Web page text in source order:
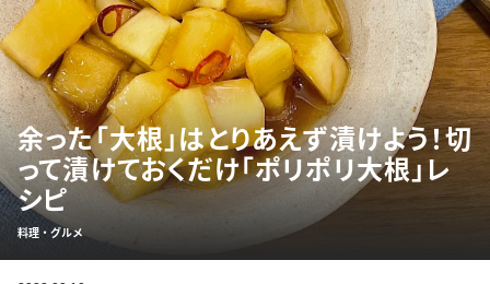
余った「大根」はとりあえず漬けよう！切
って漬けておくだけ「ポリポリ大根」レ
シピ
料理・グルメ